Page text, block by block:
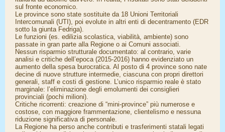
sul fronte economico.
Le province sono state sostituite da 18 Unioni Territoriali
Intercomunali (UTI), poi evolute in altri enti di decentramento (EDR
sotto la giunta Fedriga).
Le funzioni (es. edilizia scolastica, viabilità, ambiente) sono
passate in gran parte alla Regione o ai Comuni associati.
Nessun risparmio strutturale documentato: al contrario, varie
analisi e critiche dell’epoca (2015-2016) hanno evidenziato un
aumento della spesa burocratica. Al posto di 4 province sono nate
decine di nuove strutture intermedie, ciascuna con propri direttori
generali, staff e costi di gestione. L’unico risparmio reale è stato
marginale: l’eliminazione degli emolumenti dei consiglieri
provinciali (pochi milioni).
Critiche ricorrenti: creazione di “mini-province” più numerose e
costose, con maggiore frammentazione, clientelismo e nessuna
riduzione significativa di personale.
La Regione ha perso anche contributi e trasferimenti statali legati